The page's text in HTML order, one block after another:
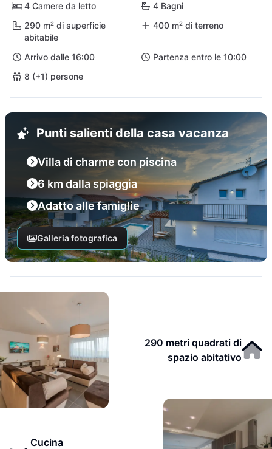
4 Camere da letto
4 Bagni
290 m² di superficie
abitabile
400 m² di terreno
Arrivo dalle 16:00
Partenza entro le 10:00
8 (+1) persone
Punti salienti della casa vacanza
Villa di charme con piscina
6 km dalla spiaggia
Adatto alle famiglie
Galleria fotografica
290 metri quadrati di
spazio abitativo
Cucina